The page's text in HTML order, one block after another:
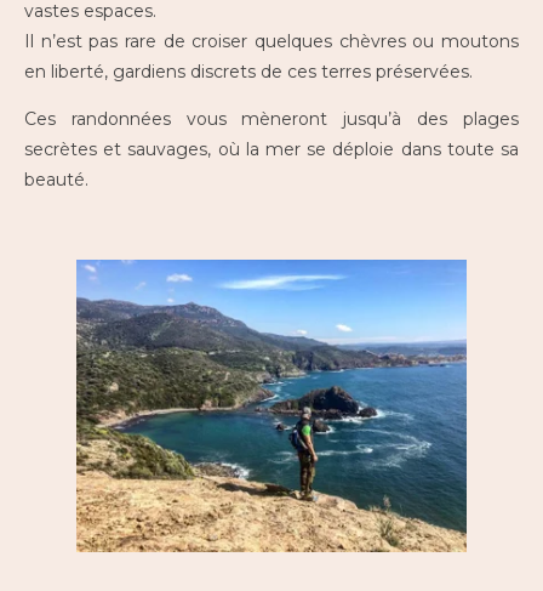
vastes espaces.
Il n’est pas rare de croiser quelques chèvres ou moutons
en liberté, gardiens discrets de ces terres préservées.
Ces randonnées vous mèneront jusqu’à des plages
secrètes et sauvages, où la mer se déploie dans toute sa
beauté.